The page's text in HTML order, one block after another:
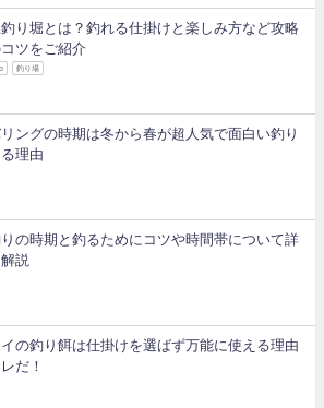
り堀とは？釣れる仕掛けと楽しみ方など攻略
ツをご紹介
釣り場
リングの時期は冬から春が超人気で面白い釣り
理由
の時期と釣るためにコツや時間帯について詳
説
イの釣り餌は仕掛けを選ばず万能に使える理由
だ！